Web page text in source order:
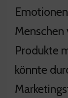
Produkte
könnte